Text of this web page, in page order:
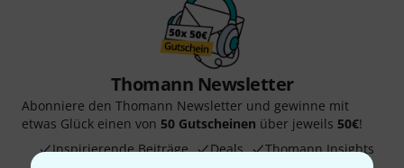
Thomann Newsletter
Abonniere den Thomann Newsletter und gewinne mit
etwas Glück einen von 50 Gutscheinen über jeweils 50€!
Inspirierende Beiträge
Deals Thomann Insights